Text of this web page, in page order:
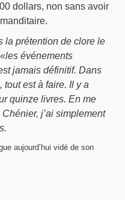
dollars, non sans avoir
la prétention de clore le
événements
jamais définitif. Dans
tout est à faire. Il y a
quinze livres. En me
j’ai simplement
aujourd’hui vidé de son